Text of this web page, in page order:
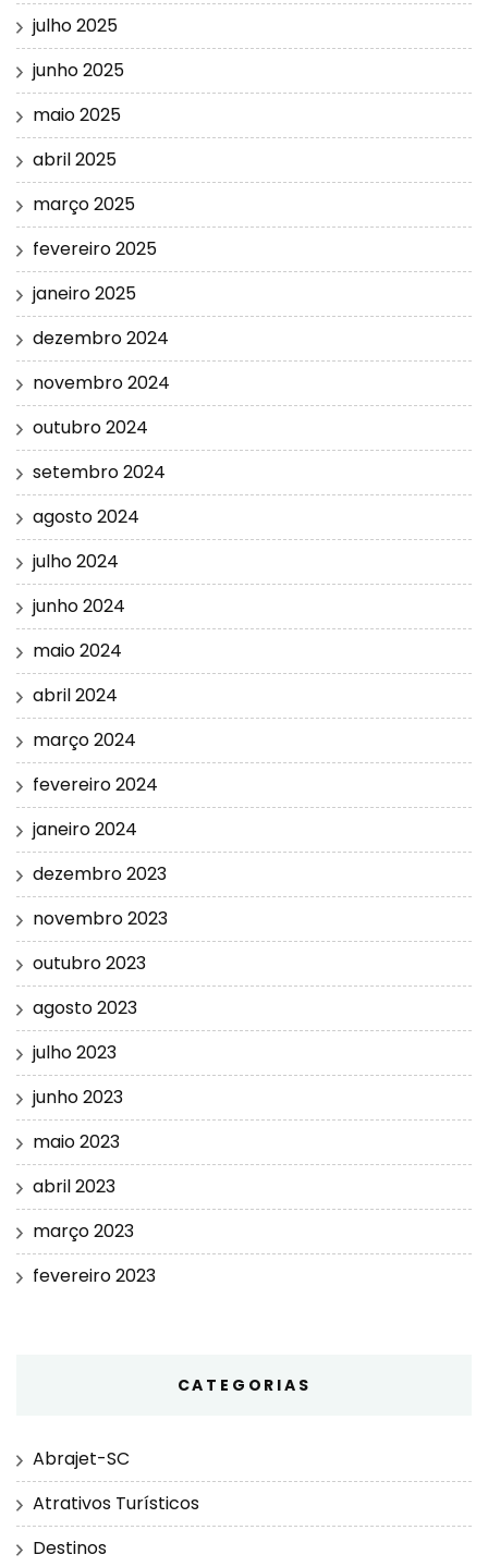
julho 2025
junho 2025
maio 2025
abril 2025
março 2025
fevereiro 2025
janeiro 2025
dezembro 2024
novembro 2024
outubro 2024
setembro 2024
agosto 2024
julho 2024
junho 2024
maio 2024
abril 2024
março 2024
fevereiro 2024
janeiro 2024
dezembro 2023
novembro 2023
outubro 2023
agosto 2023
julho 2023
junho 2023
maio 2023
abril 2023
março 2023
fevereiro 2023
CATEGORIAS
Abrajet-SC
Atrativos Turísticos
Destinos